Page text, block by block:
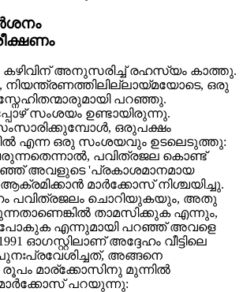
കഴിവിന് അനുസരിച്ച് രഹസ്യം കാത്തു.
നിയന്ത്രണത്തിലില്ലായ്മയോടെ, ഒരു
പറഞ്ഞു.
സംശയം ഉണ്ടായിരുന്നു.
ഒരുപക്ഷം
എന്ന ഒരു സംശയവും ഉടലെടുത്തു:
പവിത്രജല കൊണ്ട്
അവളുടെ 'പ്രകാശമാനമായ
മാർക്കോസ് നിശ്ചയിച്ചു.
പവിത്രജലം ചൊറിയുകയും, അതു
താമസിക്കുക എന്നും,
പോകുക എന്നുമായി പറഞ്ഞ് അവളെ
ഓഗസ്റ്റിലാണ് അദ്ദേഹം വീട്ടിലെ
അങ്ങനെ
മാര്ക്കോസിനു മുന്നിൽ
മാർക്കോസ് പറയുന്നു: